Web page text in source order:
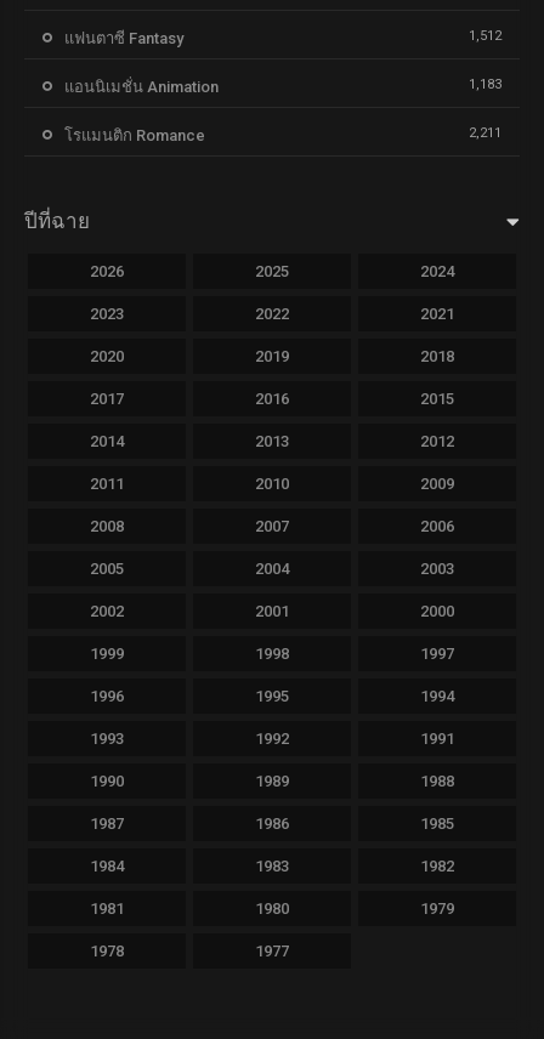
แฟนตาซี Fantasy 1,512
แอนนิเมชั่น Animation 1,183
โรแมนติก Romance 2,211
ปีที่ฉาย
2026 2025 2024
2023 2022 2021
2020 2019 2018
2017 2016 2015
2014 2013 2012
2011 2010 2009
2008 2007 2006
2005 2004 2003
2002 2001 2000
1999 1998 1997
1996 1995 1994
1993 1992 1991
1990 1989 1988
1987 1986 1985
1984 1983 1982
1981 1980 1979
1978 1977